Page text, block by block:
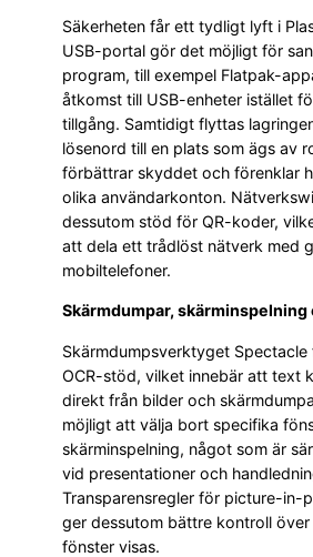
Säkerheten får ett tydligt lyft i
USB-portal gör det möjligt för
program, till exempel Flatpak-
åtkomst till USB-enheter istället
tillgång. Samtidigt flyttas
lösenord till en plats som ägs av
förbättrar skyddet och förenklar
olika användarkonton.
dessutom stöd för QR-koder,
att dela ett trådlöst nätverk med
mobiltelefoner.
Skärmdumpar, skärminspelning
Skärmdumpsverktyget
OCR-stöd, vilket innebär att text
direkt från bilder och
möjligt att välja bort specifika
skärminspelning, något som är
vid presentationer och
Transparensregler för picture-in-
ger dessutom bättre kontroll
fönster visas.